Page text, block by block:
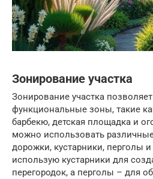
Зонирование участка
Зонирование участка
функциональные зоны, такие
барбекю, детская площадка и
можно использовать
дорожки, кустарники, перголы
использую кустарники для
перегородок, а перголы – для